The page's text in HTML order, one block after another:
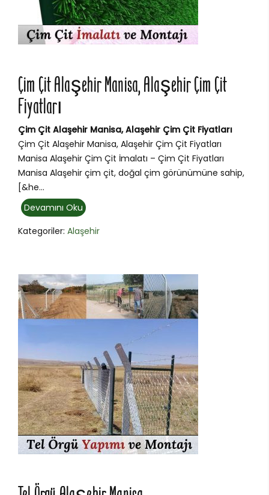
Çim Çit Alaşehir Manisa, Alaşehir Çim Çit
Fiyatları
Çim Çit Alaşehir Manisa, Alaşehir Çim Çit Fiyatları
Çim Çit Alaşehir Manisa, Alaşehir Çim Çit Fiyatları
Manisa Alaşehir Çim Çit İmalatı – Çim Çit Fiyatları
Manisa Alaşehir çim çit, doğal çim görünümüne sahip,
[&he...
Devamını Oku
Kategoriler: Alaşehir